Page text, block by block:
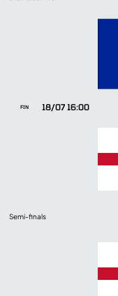
18/07 16:00
FIN
Semi-finals